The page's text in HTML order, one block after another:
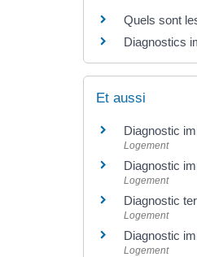
Quels sont
Diagnostics
Et aussi
Diagnostic
Logement
Diagnostic
Logement
Diagnostic
Logement
Diagnostic
Logement